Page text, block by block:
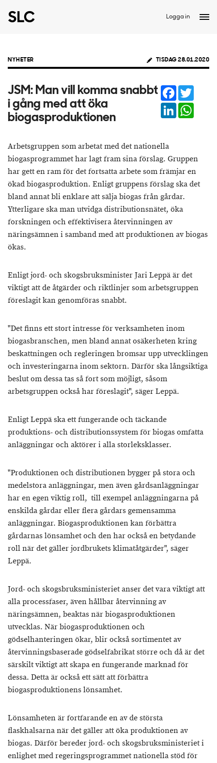
Logga in
NYHETER TISDAG 28.01.2020
JSM: Man vill komma snabbt
i gång med att öka
biogasproduktionen
Facebook
LinkedIn
Arbetsgruppen som arbetat med det nationella
biogasprogrammet har lagt fram sina förslag. Gruppen
har gett en ram för det fortsatta arbete som främjar en
ökad biogasproduktion. Enligt gruppens förslag ska det
bland annat bli enklare att sälja biogas från gårdar.
Ytterligare ska man utvidga distributionsnätet, öka
forskningen och effektivisera återvinningen av
näringsämnen i samband med att produktionen av biogas
ökas.
Enligt jord- och skogsbruksminister Jari Leppä är det
viktigt att de åtgärder och riktlinjer som arbetsgruppen
föreslagit kan genomföras snabbt.
"Det finns ett stort intresse för verksamheten inom
biogasbranschen, men bland annat osäkerheten kring
beskattningen och regleringen bromsar upp utvecklingen
och investeringarna inom sektorn. Därför ska långsiktiga
beslut om dessa tas så fort som möjligt, såsom
arbetsgruppen också har föreslagit", säger Leppä.
Enligt Leppä ska ett fungerande och täckande
produktions- och distributionssystem för biogas omfatta
anläggningar och aktörer i alla storleksklasser.
"Produktionen och distributionen bygger på stora och
medelstora anläggningar, men även gårdsanläggningar
har en egen viktig roll, till exempel anläggningarna på
enskilda gårdar eller flera gårdars gemensamma
anläggningar. Biogasproduktionen kan förbättra
gårdarnas lönsamhet och den har också en betydande
roll när det gäller jordbrukets klimatåtgärder", säger
Leppä.
Jord- och skogsbruksministeriet anser det vara viktigt att
alla processfaser, även hållbar återvinning av
näringsämnen, beaktas när biogasproduktionen
utvecklas. När biogasproduktionen och
gödselhanteringen ökar, blir också sortimentet av
återvinningsbaserade gödselfabrikat större och då är det
särskilt viktigt att skapa en fungerande marknad för
dessa. Detta är också ett sätt att förbättra
biogasproduktionens lönsamhet.
Lönsamheten är fortfarande en av de största
flaskhalsarna när det gäller att öka produktionen av
biogas. Därför bereder jord- och skogsbruksministeriet i
enlighet med regeringsprogrammet nationella stöd för